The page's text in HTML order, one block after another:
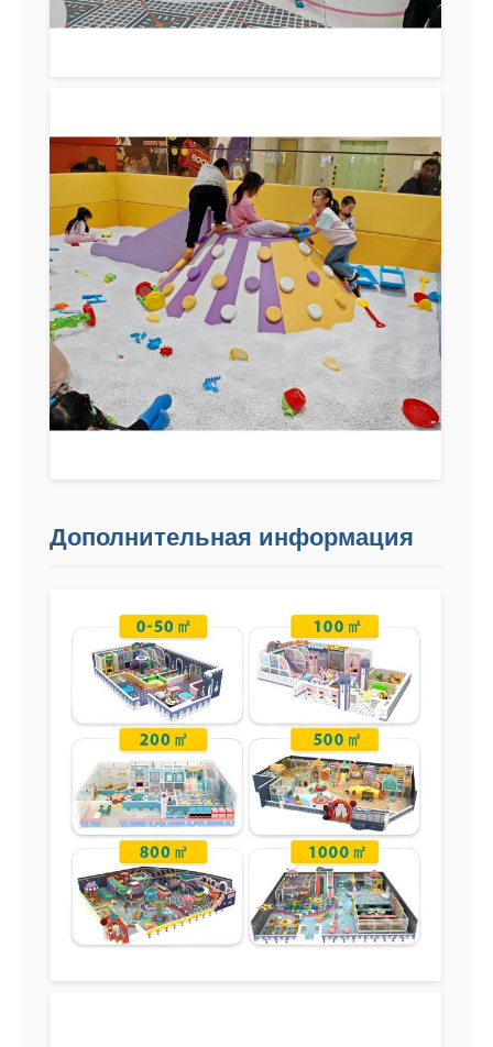
Дополнительная информация